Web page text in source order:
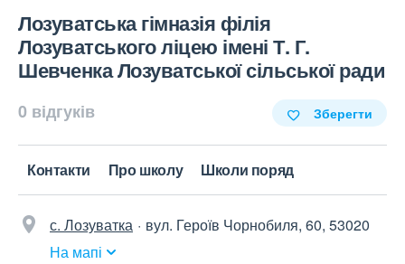
Лозуватська гімназія філія
Лозуватського ліцею імені Т. Г.
Шевченка Лозуватської сільської ради
0 відгуків Зберегти
Контакти Про школу Школи поряд
с. Лозуватка
вул. Героїв Чорнобиля, 60, 53020
На мапі